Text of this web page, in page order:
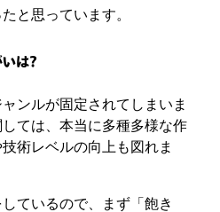
と思っています。
は？
ンルが固定されてしまいま
ては、本当に多種多様な作
術レベルの向上も図れま
ているので、まず「飽き